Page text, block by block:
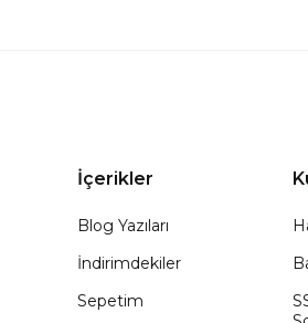
İçerikler
Blog Yazıları
İndirimdekiler
Sepetim